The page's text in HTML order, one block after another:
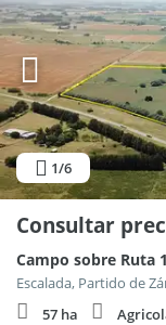
1/6
Consultar
Campo sobre Ruta
Escalada, Partido de
57 ha